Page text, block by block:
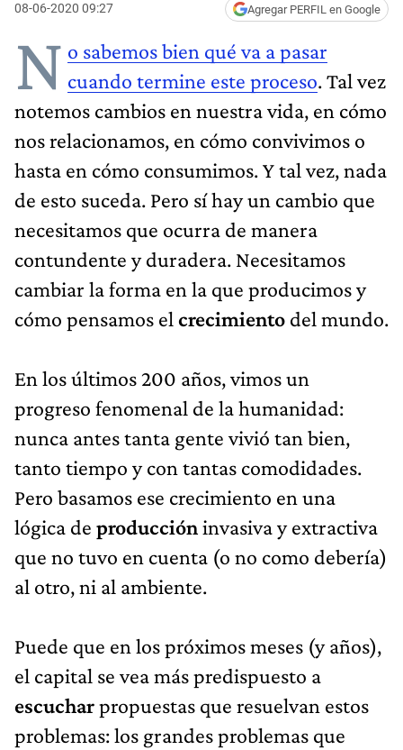
08-06-2020 09:27 Agregar PERFIL en Google
N o sabemos bien qué va a pasar
cuando termine este proceso. Tal vez
notemos cambios en nuestra vida, en cómo
nos relacionamos, en cómo convivimos o
hasta en cómo consumimos. Y tal vez, nada
de esto suceda. Pero sí hay un cambio que
necesitamos que ocurra de manera
contundente y duradera. Necesitamos
cambiar la forma en la que producimos y
cómo pensamos el crecimiento del mundo.
En los últimos 200 años, vimos un
progreso fenomenal de la humanidad:
nunca antes tanta gente vivió tan bien,
tanto tiempo y con tantas comodidades.
Pero basamos ese crecimiento en una
lógica de produccióninvasiva y extractiva
que no tuvo en cuenta (o no como debería)
al otro, ni al ambiente.
Puede que en los próximos meses (y años),
el capital se vea más predispuesto a
escucharpropuestas que resuelvan estos
problemas: los grandes problemas que